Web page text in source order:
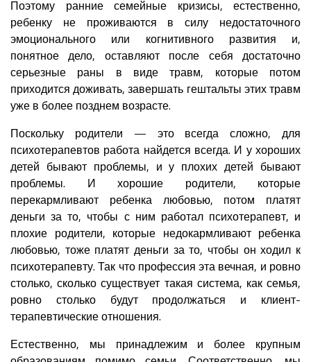
Поэтому ранние семейные кризисы, естественно,
ребенку не проживаются в силу недостаточного
эмоционального или когнитивного развития и,
понятное дело, оставляют после себя достаточно
серьезные раны в виде травм, которые потом
приходится доживать, завершать гештальты этих травм
уже в более позднем возрасте.
Поскольку родители — это всегда сложно, для
психотерапевтов работа найдется всегда. И у хороших
детей бывают проблемы, и у плохих детей бывают
проблемы. И хорошие родители, которые
перекармливают ребенка любовью, потом платят
деньги за то, чтобы с ним работал психотерапевт, и
плохие родители, которые недокармливают ребенка
любовью, тоже платят деньги за то, чтобы он ходил к
психотерапевту. Так что профессия эта вечная, и ровно
столько, сколько существует такая система, как семья,
ровно столько будут продолжаться и клиент-
терапевтические отношения.
Естественно, мы принадлежим и более крупным